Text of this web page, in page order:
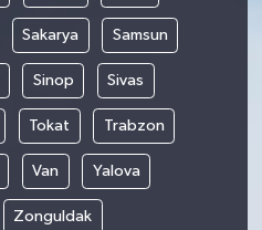
Sakarya Samsun
Sinop Sivas
Tokat Trabzon
Van Yalova
Zonguldak